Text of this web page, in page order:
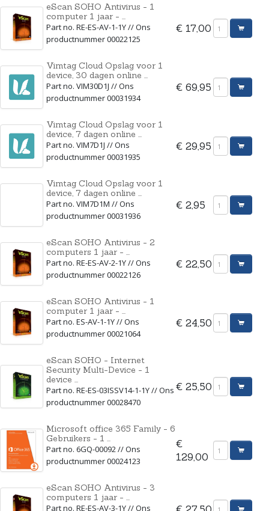
eScan SOHO Antivirus - 1
computer 1 jaar - ...
Part no. RE-ES-AV-1-1Y // Ons
productnummer 00022125
€ 17,00
Vimtag Cloud Opslag voor 1
device, 30 dagen online ...
Part no. VIM30D1J // Ons
productnummer 00031934
€ 69,95
Vimtag Cloud Opslag voor 1
device, 7 dagen online ...
Part no. VIM7D1J // Ons
productnummer 00031935
€ 29,95
Vimtag Cloud Opslag voor 1
device, 7 dagen online ...
Part no. VIM7D1M // Ons
productnummer 00031936
€ 2,95
eScan SOHO Antivirus - 2
computers 1 jaar - ...
Part no. RE-ES-AV-2-1Y // Ons
productnummer 00022126
€ 22,50
eScan SOHO Antivirus - 1
computer 1 jaar - ...
Part no. ES-AV-1-1Y // Ons
productnummer 00021064
€ 24,50
eScan SOHO - Internet
Security Multi-Device - 1
device ...
Part no. RE-ES-03ISSV14-1-1Y // Ons
productnummer 00028470
€ 25,50
Microsoft office 365 Family - 6
Gebruikers - 1 ...
Part no. 6GQ-00092 // Ons
productnummer 00024123
€
129,00
eScan SOHO Antivirus - 3
computers 1 jaar - ...
Part no. RE-ES-AV-3-1Y // Ons